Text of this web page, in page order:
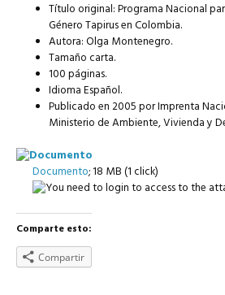
Título original: Programa Nacional
Género Tapirus en Colombia.
Autora: Olga Montenegro.
Tamaño carta.
100 páginas.
Idioma Español.
Publicado en 2005 por Imprenta
Ministerio de Ambiente, Vivienda y
Documento; 18 MB (1 click)
Comparte esto:
Compartir